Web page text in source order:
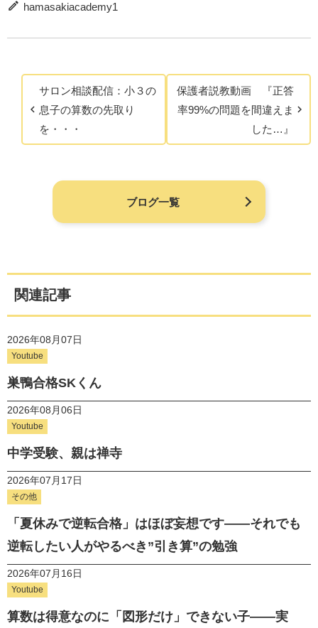
hamasakiacademy1
サロン相談配信：小３の
息子の算数の先取り
を・・・
保護者説教動画 『正答
率99%の問題を間違えま
した…』
ブログ一覧
関連記事
2026年08月07日
Youtube
巣鴨合格SKくん
2026年08月06日
Youtube
中学受験、親は禅寺
2026年07月17日
その他
「夏休みで逆転合格」はほぼ妄想です——それでも
逆転したい人がやるべき”引き算”の勉強
2026年07月16日
Youtube
算数は得意なのに「図形だけ」できない子——実